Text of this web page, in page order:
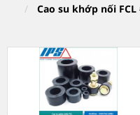
Cao su khớp nối